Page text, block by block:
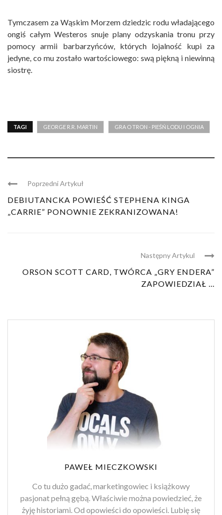
Tymczasem za Wąskim Morzem dziedzic rodu władającego
ongiś całym Westeros snuje plany odzyskania tronu przy
pomocy armii barbarzyńców, których lojalność kupi za
jedyne, co mu zostało wartościowego: swą piękną i niewinną
siostrę.
TAGI GEORGE R.R. MARTIN GRA O TRON - PIEŚŃ LODU I OGNIA
Poprzedni Artykuł
DEBIUTANCKA POWIEŚĆ STEPHENA KINGA
„CARRIE” PONOWNIE ZEKRANIZOWANA!
Następny Artykul
ORSON SCOTT CARD, TWÓRCA „GRY ENDERA”
ZAPOWIEDZIAŁ ...
PAWEŁ MIECZKOWSKI
Co tu dużo gadać, marketingowiec i książkowy
pasjonat pełną gębą. Właściwie można powiedzieć, że
żyję historiami. Od opowieści do opowieści. Lubię się